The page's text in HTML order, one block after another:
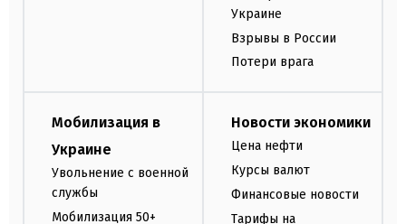
Украине
Взрывы в России
Потери врага
Мобилизация в
Украине
Увольнение с военной
службы
Мобилизация 50+
Новости экономики
Цена нефти
Курсы валют
Финансовые новости
Тарифы на